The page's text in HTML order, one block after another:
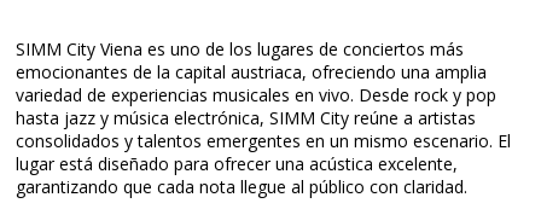
SIMM City Viena es uno de los lugares de conciertos más
emocionantes de la capital austriaca, ofreciendo una amplia
variedad de experiencias musicales en vivo. Desde rock y pop
hasta jazz y música electrónica, SIMM City reúne a artistas
consolidados y talentos emergentes en un mismo escenario. El
lugar está diseñado para ofrecer una acústica excelente,
garantizando que cada nota llegue al público con claridad.